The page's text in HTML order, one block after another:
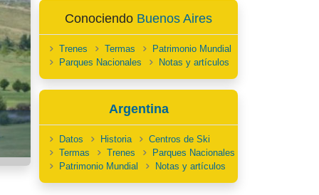
Conociendo Buenos Aires
Trenes Termas
Patrimonio Mundial
Parques Nacionales
Notas y artículos
Argentina
Datos Historia
Centros de Ski
Termas
Trenes
Parques Nacionales
Patrimonio Mundial
Notas y artículos